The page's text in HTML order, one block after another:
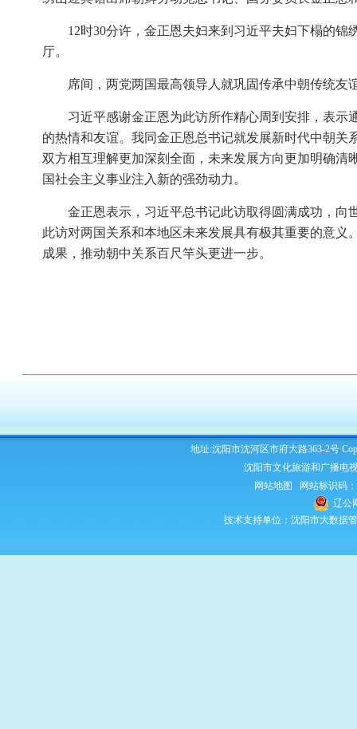
12时30分许，金正恩夫妇来到习近平夫妇下榻的
厅。
席间，两党两国最高领导人就巩固传承中朝传统友
习近平感谢金正恩为此访所作精心周到安排，表
的热情和友谊。我同金正恩总书记就发展新时代中朝
双方相互理解更加深刻全面，未来发展方向更加明确
国社会主义事业注入新的强劲动力。
金正恩表示，习近平总书记此访取得圆满成功，
此访对两国关系和本地区未来发展具有极其重要的意
成果，推动朝中关系百尺竿头更进一步。
地址:沈阳市沈河区市府大路363-2号
沈阳市文化旅游和广播电
网站地图
网站标识码
辽公
技术支持单位：沈阳市大数据